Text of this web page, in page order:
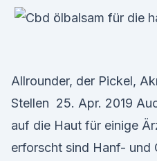
Allrounder, der Pickel,
Stellen 25. Apr. 2019
auf die Haut für einige
erforscht sind Hanf- und